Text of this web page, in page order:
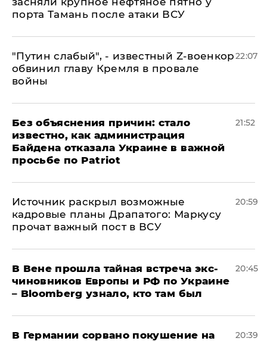
порта Тамань после атаки ВСУ
​"Путин слабый", - известный Z-военкор
обвинил главу Кремля в провале
войны
22:07
Без объяснения причин: стало
известно, как администрация
Байдена отказала Украине в важной
просьбе по Patriot
21:52
​Источник раскрыл возможные
кадровые планы Драпатого: Маркусу
прочат важный пост в ВСУ
20:59
В Вене прошла тайная встреча экс-
чиновников Европы и РФ по Украине
– Bloomberg узнало, кто там был
20:45
​В Германии сорвано покушение на
20:39